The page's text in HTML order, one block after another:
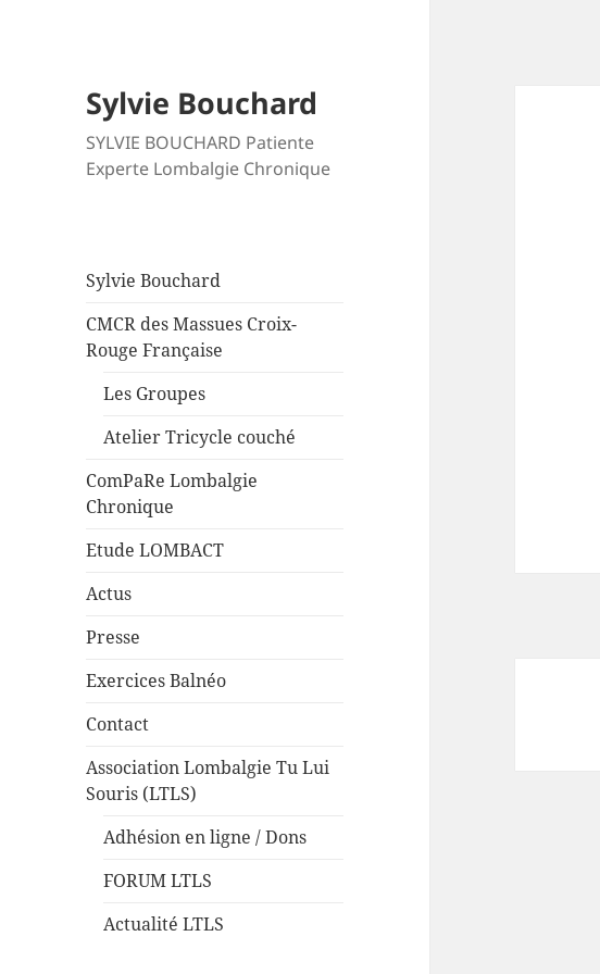
Sylvie Bouchard
SYLVIE BOUCHARD Patiente
Experte Lombalgie Chronique
Sylvie Bouchard
CMCR des Massues Croix-
Rouge Française
Les Groupes
Atelier Tricycle couché
ComPaRe Lombalgie
Chronique
Etude LOMBACT
Actus
Presse
Exercices Balnéo
Contact
Association Lombalgie Tu Lui
Souris (LTLS)
Adhésion en ligne / Dons
FORUM LTLS
Actualité LTLS